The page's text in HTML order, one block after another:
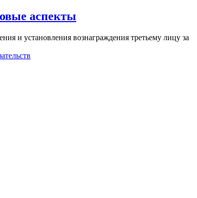
аспекты
и установления вознаграждения третьему лицу за